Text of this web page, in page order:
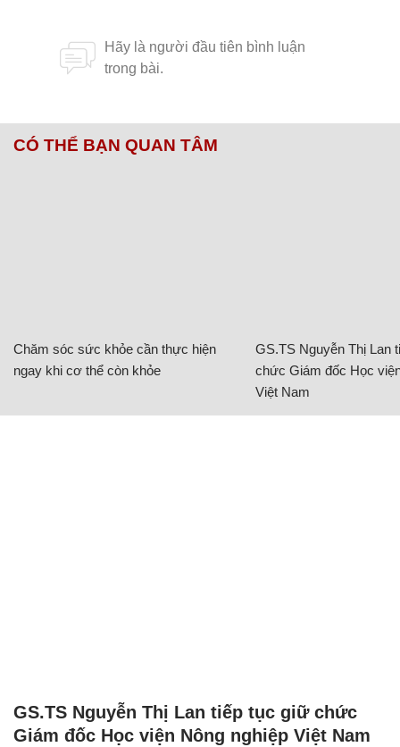
CÓ THỂ BẠN QUAN TÂM
Chăm sóc sức khỏe cần thực hiện
ngay khi cơ thể còn khỏe
GS.TS Nguyễn Thị Lan
chức Giám đốc Học
Việt Nam
GS.TS Nguyễn Thị Lan tiếp tục giữ chức
Giám đốc Học viện Nông nghiệp Việt Nam